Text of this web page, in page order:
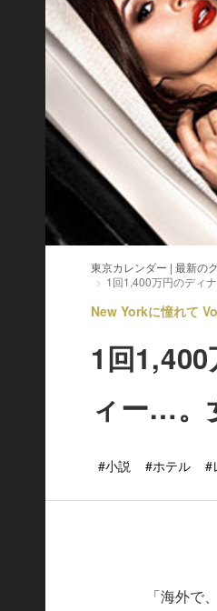
東京カレンダー | 最新の
1回1,400万円のディ
New Yorkに憧れて
1回
ィー…。
#小説 #ホテル #
「海外で